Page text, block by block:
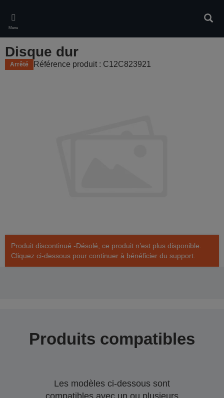
main
content
Menu
Disque dur
Arrêté Référence produit : C12C823921
Produit discontinué -Désolé, ce produit n’est plus disponible.
Cliquez ci-dessous pour continuer à bénéficier du support.
Produits compatibles
Les modèles ci-dessous sont